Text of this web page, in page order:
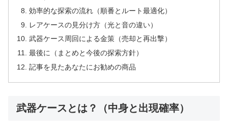
効率的な探索の流れ（順番とルート最適化）
レアケースの見分け方（光と音の違い）
武器ケース周回による金策（売却と再出撃）
最後に（まとめと今後の探索方針）
記事を見たあなたにお勧めの商品
武器ケースとは？（中身と出現確率）